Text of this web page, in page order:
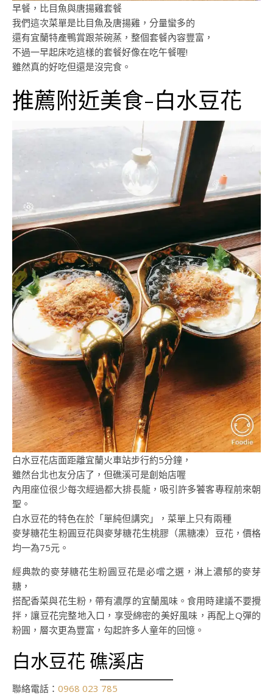
早餐，比目魚與唐揚雞套餐
我們這次菜單是比目魚及唐揚雞，分量蠻多的
還有宜蘭特產鴨賞跟茶碗蒸，整個套餐內容豐富，
不過一早起床吃這樣的套餐好像在吃午餐喔!
雖然真的好吃但還是沒完食。
推薦附近美食-白水豆花
白水豆花店面距離宜蘭火車站步行約5分鐘，
雖然台北也友分店了，但礁溪可是創始店喔
內用座位很少每次經過都大排長龍，吸引許多饕客專程前來朝
聖。
白水豆花的特色在於「單純但講究」，菜單上只有兩種
麥芽糖花生粉圓豆花與麥芽糖花生桃膠（黑糖凍）豆花，價格
均一為75元。
經典款的麥芽糖花生粉圓豆花是必嚐之選，淋上濃郁的麥芽
糖，
搭配香菜與花生粉，帶有濃厚的宜蘭風味。食用時建議不要攪
拌，讓豆花完整地入口，享受綿密的美好風味，再配上Q彈的
粉圓，層次更為豐富，勾起許多人童年的回憶。
白水豆花 礁溪店
聯絡電話： 0968 023 785